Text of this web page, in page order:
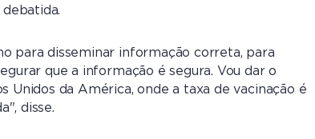
para disseminar informação correta, para
que a informação é segura. Vou dar o
Unidos da América, onde a taxa de vacinação é
disse.